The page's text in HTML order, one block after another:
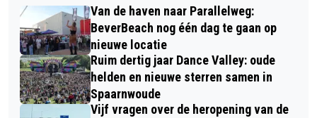
Van de haven naar Parallelweg:
BeverBeach nog één dag te gaan op
nieuwe locatie
Ruim dertig jaar Dance Valley: oude
helden en nieuwe sterren samen in
Spaarnwoude
Vijf vragen over de heropening van de